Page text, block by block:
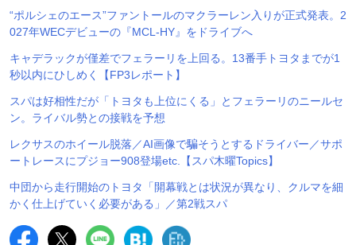
“ポルシェのエース”ファントールのマクラーレン入りが正式発表。2
027年WECデビューの『MCL-HY』をドライブへ
キャデラックが僅差でフェラーリを上回る。13番手トヨタまでが1
秒以内にひしめく【FP3レポート】
スパは好相性だが「トヨタも上位にくる」とフェラーリのニールセ
ン。ライバル勢との接戦を予想
レクサスのホイール脱落／AI画像で騙そうとするドライバー／サポ
ートレースにプジョー908登場etc.【スパ木曜Topics】
中団から走行開始のトヨタ「開幕戦とは状況が異なり、クルマを細
かく仕上げていく必要がある」／第2戦スパ